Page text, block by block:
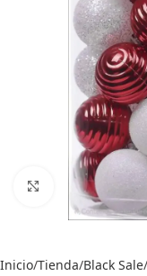
Click to enlarge
Inicio Tienda Black Sale